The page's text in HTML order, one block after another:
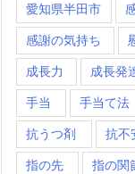
愛知県半田市
感謝の気持ち
成長力 成長発
手当 手当て法
抗うつ剤 抗不
指の先 指の関